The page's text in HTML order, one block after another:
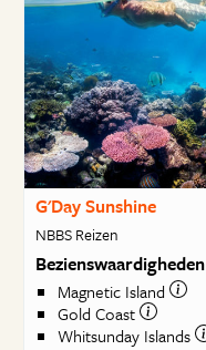
G'Day Sunshine
NBBS Reizen
Bezienswaardigheden
Magnetic Island
Gold Coast
Whitsunday Islands